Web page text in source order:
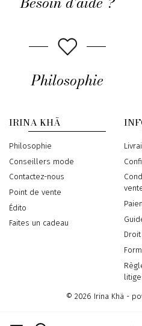
Philosophie
IRINA KHÄ
Philosophie
Conseillers mode
Contactez-nous
Point de vente
Édito
Faites un cadeau
© 2026 Irina Khä -